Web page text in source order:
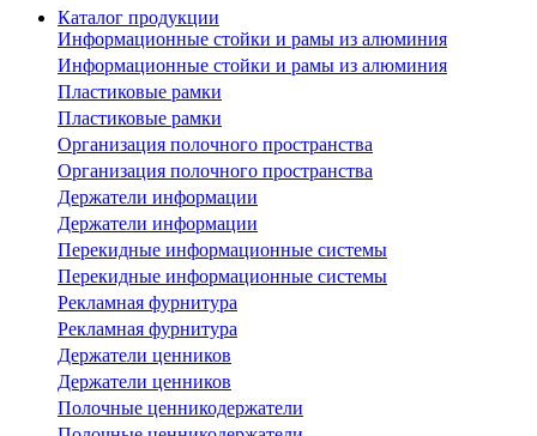
Каталог продукции
Информационные стойки и рамы из алюминия
Информационные стойки и рамы из алюминия
Пластиковые рамки
Пластиковые рамки
Организация полочного пространства
Организация полочного пространства
Держатели информации
Держатели информации
Перекидные информационные системы
Перекидные информационные системы
Рекламная фурнитура
Рекламная фурнитура
Держатели ценников
Держатели ценников
Полочные ценникодержатели